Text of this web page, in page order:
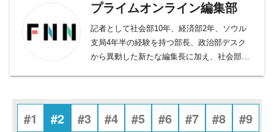
プライムオンライン編集部
記者として社会部10年、経済部2年、ソウル
支局4年半の経験を持つ部長、政治部デスク
から異動した新たな編集長に加え、社会部デ
元スポーツ紙記者など様々な専門性を持つ副
#1 #2 #3 #4 #5 #6 #7 #8 #9